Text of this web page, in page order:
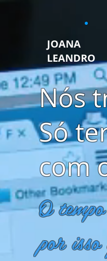
JOANA
LEANDRO
Nós
Só
com
O
por isso